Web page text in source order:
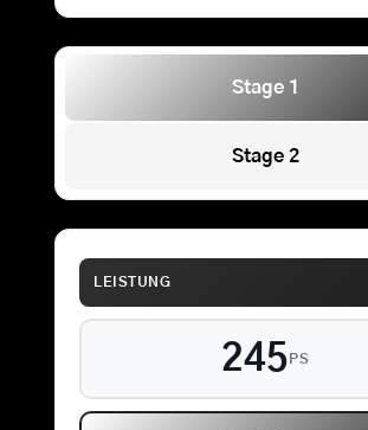
Stage 1
Stage 2
LEISTUNG
245 PS